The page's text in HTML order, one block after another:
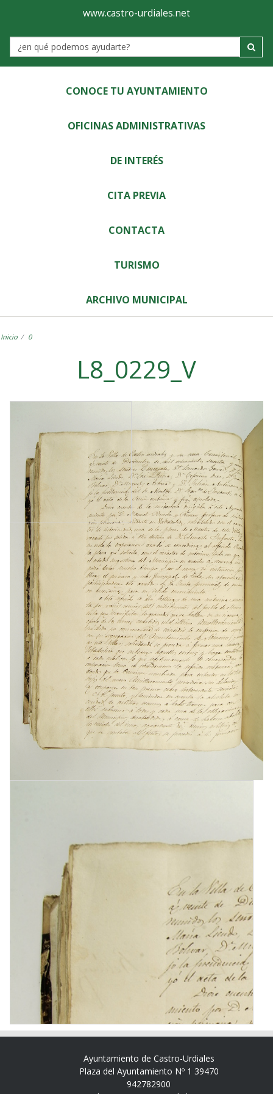
Ayuntamiento
de
Castro-
Urdiales
www.castro-urdiales.net
Label
CONOCE TU AYUNTAMIENTO
OFICINAS ADMINISTRATIVAS
DE INTERÉS
CITA PREVIA
CONTACTA
TURISMO
ARCHIVO MUNICIPAL
Inicio 0
L8_0229_V
Ayuntamiento de Castro-Urdiales
Plaza del Ayuntamiento Nº 1 39470
942782900